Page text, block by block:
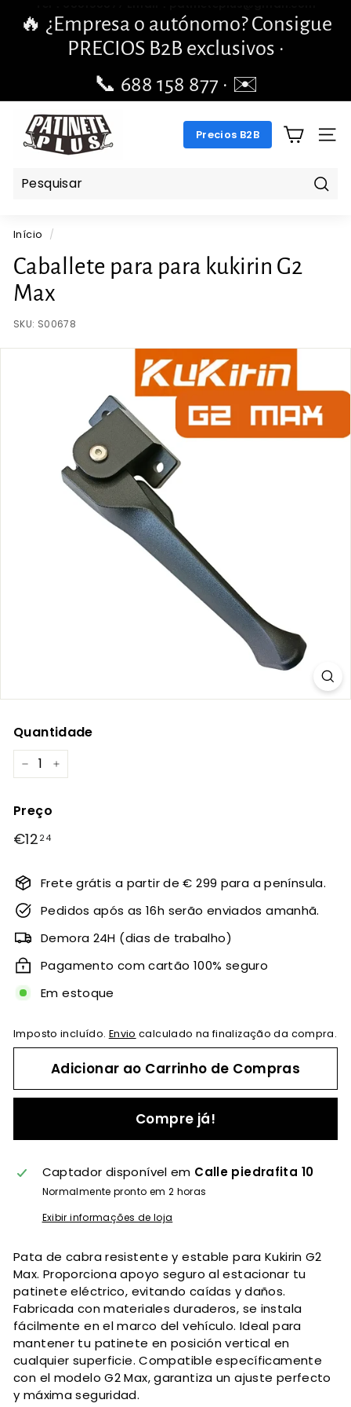
para
slideshow
pausa
🔥 ¿Empresa o autónomo? Consigue
PRECIOS B2B exclusivos ·
📞 688 158 877 · ✉️
pengchengbrillante@gmail.com
A
T
E
P
L
U
S.
Precios B2B
Início /
Caballete para para kukirin G2
Max
SKU: S00678
Quantidade
− +
Preço
Preço
€12 24€12,24
Frete grátis a partir de € 299 para a península.
Pedidos após as 16h serão enviados amanhã.
Demora 24H (dias de trabalho)
Pagamento com cartão 100% seguro
Em estoque
Imposto incluído. Envio calculado na finalização da compra.
Adicionar ao Carrinho de Compras
Compre já!
Captador disponível em Calle piedrafita 10
Normalmente pronto em 2 horas
Exibir informações de loja
Pata de cabra resistente y estable para Kukirin G2
Max. Proporciona apoyo seguro al estacionar tu
patinete eléctrico, evitando caídas y daños.
Fabricada con materiales duraderos, se instala
fácilmente en el marco del vehículo. Ideal para
mantener tu patinete en posición vertical en
cualquier superficie. Compatible específicamente
con el modelo G2 Max, garantiza un ajuste perfecto
y máxima seguridad.